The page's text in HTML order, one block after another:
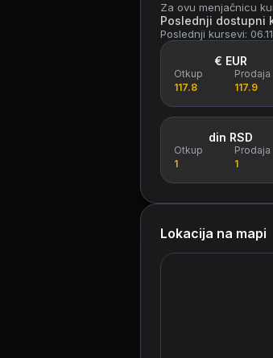
Za ovu menjačnicu
Poslednji dostupni
Poslednji kursevi:
€ EUR
Otkup
117.8
Prodaja
117.9
din RSD
Otkup
1
Prodaja
1
Lokacija na mapi